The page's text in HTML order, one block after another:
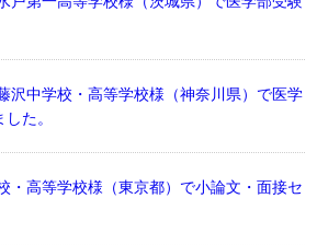
沢中学校・高等学校様（神奈川県）で医学
た。
・高等学校様（東京都）で小論文・面接セ